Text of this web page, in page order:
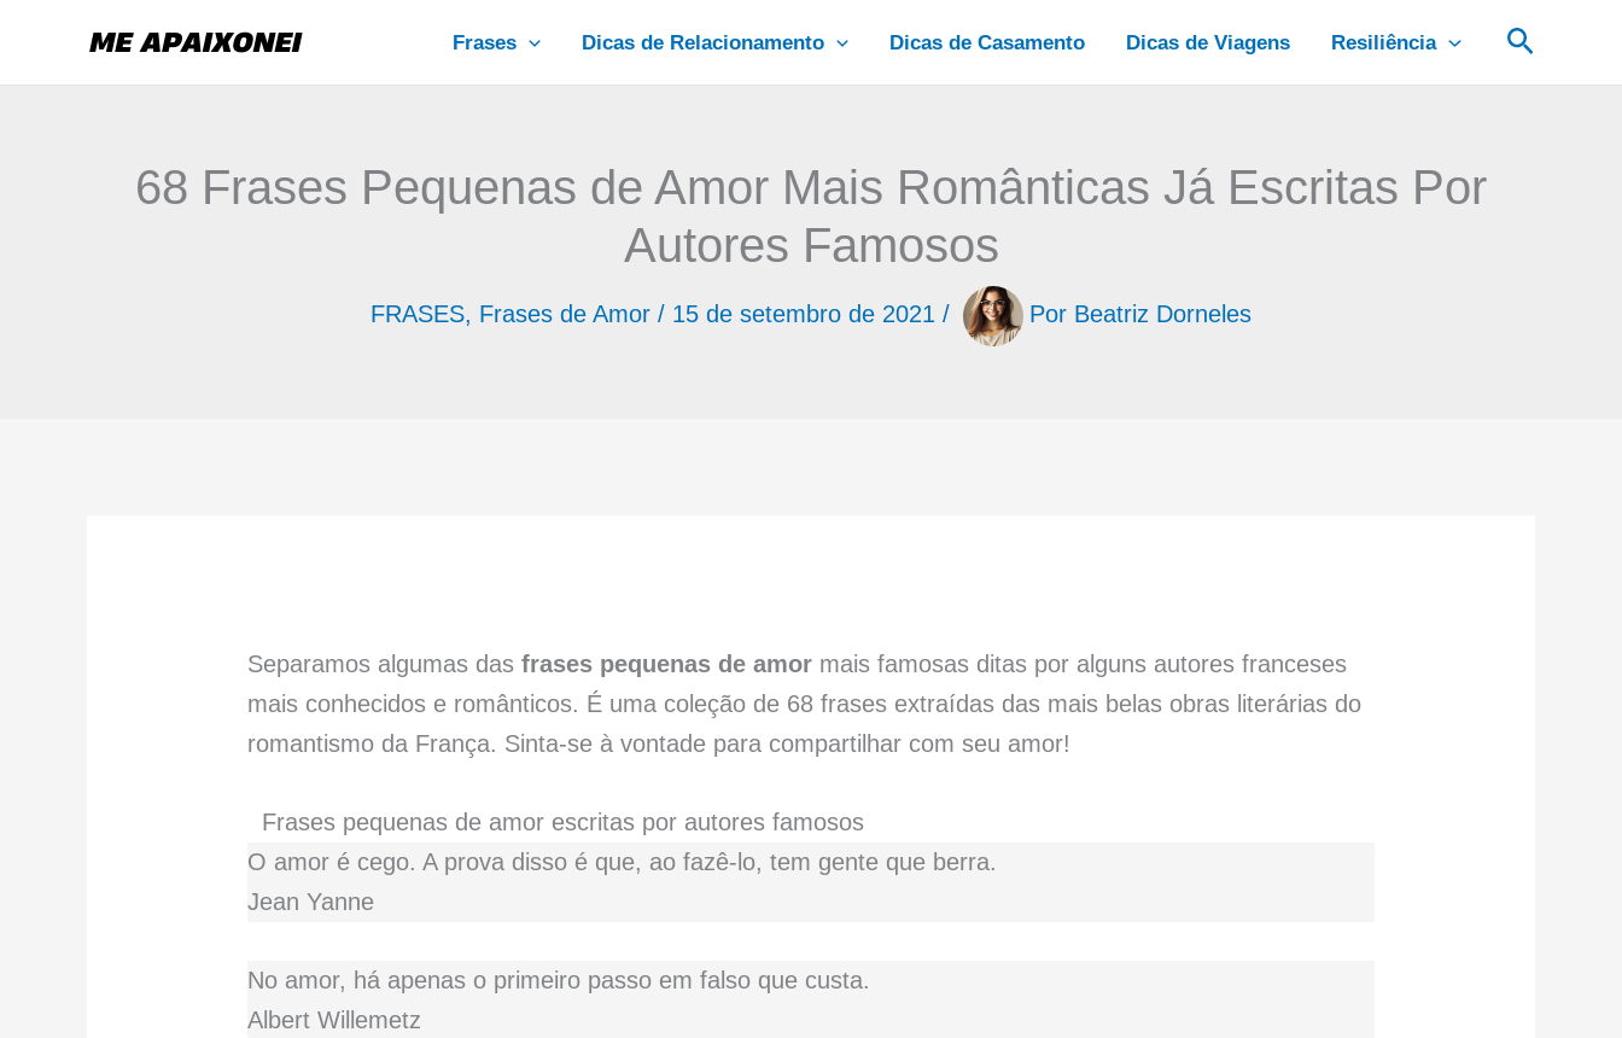
Frases Dicas de Relacionamento Dicas de Casamento Dicas de Viagens Resiliência
68 Frases Pequenas de Amor Mais Românticas Já Escritas Por
Autores Famosos
FRASES, Frases de Amor / 15 de setembro de 2021 / Por Beatriz Dorneles
Separamos algumas dasfrases pequenas de amor mais famosas ditas por alguns autores franceses
mais conhecidos e românticos. É uma coleção de 68 frases extraídas das mais belas obras literárias do
romantismo da França. Sinta-se à vontade para compartilhar com seu amor!
Frases pequenas de amor escritas por autores famosos
O amor é cego. A prova disso é que, ao fazê-lo, tem gente que berra.
Jean Yanne
No amor, há apenas o primeiro passo em falso que custa.
Albert Willemetz